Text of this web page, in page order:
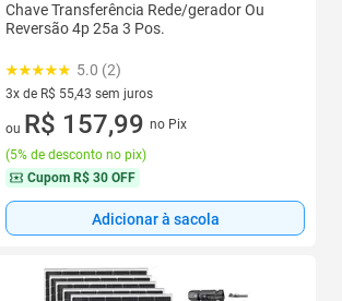
Chave Transferência Rede/gerador Ou
Reversão 4p 25a 3 Pos.
5.0 (2)
3x de R$ 55,43 sem juros
3 vez de R$ 55,43 sem juros
ou R$ 157,99 no Pix
(5% de desconto no pix)
Cupom R$ 30 OFF
Adicionar à sacola